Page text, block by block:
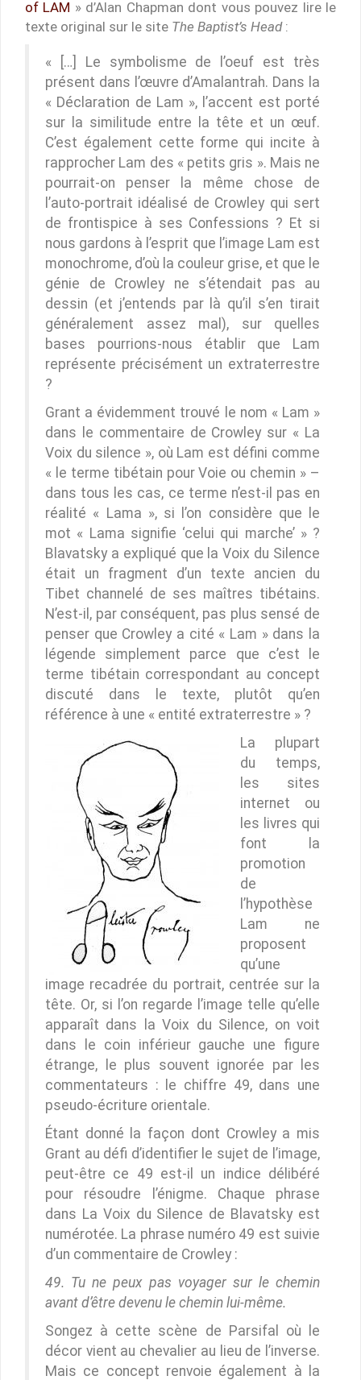
of LAM » d’Alan Chapman dont vous pouvez lire le
texte original sur le site The Baptist’s Head:
« […] Le symbolisme de l’oeuf est très
présent dans l’œuvre d’Amalantrah. Dans la
« Déclaration de Lam », l’accent est porté
sur la similitude entre la tête et un œuf.
C’est également cette forme qui incite à
rapprocher Lam des « petits gris ». Mais ne
pourrait-on penser la même chose de
l’auto-portrait idéalisé de Crowley qui sert
de frontispice à ses Confessions ? Et si
nous gardons à l’esprit que l’image Lam est
monochrome, d’où la couleur grise, et que le
génie de Crowley ne s’étendait pas au
dessin (et j’entends par là qu’il s’en tirait
généralement assez mal), sur quelles
bases pourrions-nous établir que Lam
représente précisément un extraterrestre
?
Grant a évidemment trouvé le nom « Lam »
dans le commentaire de Crowley sur « La
Voix du silence », où Lam est défini comme
« le terme tibétain pour Voie ou chemin » –
dans tous les cas, ce terme n’est-il pas en
réalité « Lama », si l’on considère que le
mot « Lama signifie ‘celui qui marche’ » ?
Blavatsky a expliqué que la Voix du Silence
était un fragment d’un texte ancien du
Tibet channelé de ses maîtres tibétains.
N’est-il, par conséquent, pas plus sensé de
penser que Crowley a cité « Lam » dans la
légende simplement parce que c’est le
terme tibétain correspondant au concept
discuté dans le texte, plutôt qu’en
référence à une « entité extraterrestre » ?
La plupart
du temps,
les sites
internet ou
les livres qui
font la
promotion
de
l’hypothèse
Lam ne
proposent
qu’une
image recadrée du portrait, centrée sur la
tête. Or, si l’on regarde l’image telle qu’elle
apparaît dans la Voix du Silence, on voit
dans le coin inférieur gauche une figure
étrange, le plus souvent ignorée par les
commentateurs : le chiffre 49, dans une
pseudo-écriture orientale.
Étant donné la façon dont Crowley a mis
Grant au défi d’identifier le sujet de l’image,
peut-être ce 49 est-il un indice délibéré
pour résoudre l’énigme. Chaque phrase
dans La Voix du Silence de Blavatsky est
numérotée. La phrase numéro 49 est suivie
d’un commentaire de Crowley :
49. Tu ne peux pas voyager sur le chemin
avant d’être devenu le chemin lui-même.
Songez à cette scène de Parsifal où le
décor vient au chevalier au lieu de l’inverse.
Mais ce concept renvoie également à la